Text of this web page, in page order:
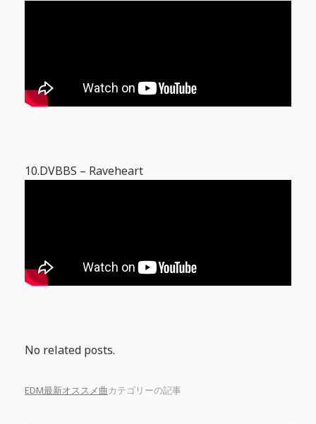
10.DVBBS – Raveheart
No related posts.
EDM最新オススメ曲カテゴリーの記事